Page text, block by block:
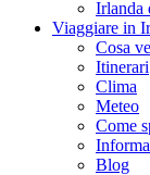
Irlanda
Viaggiare in
Cosa
Itinerari
Clima
Meteo
Come
Blog